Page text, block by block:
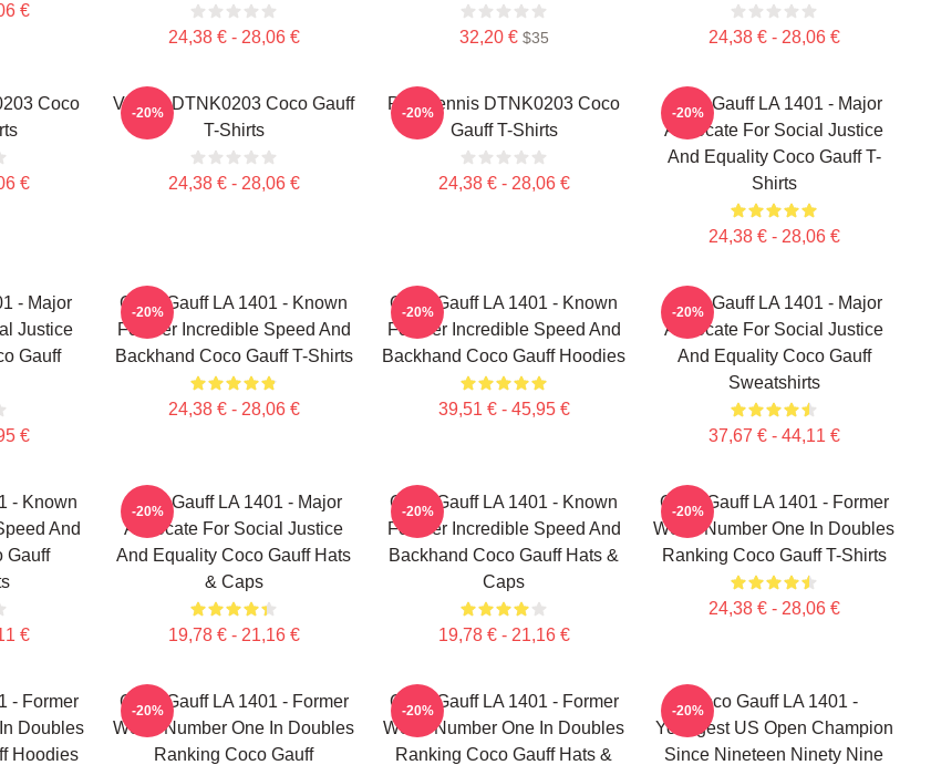
€
24,38 € - 28,06 € 32,20 € $35 24,38 € - 28,06 €
Coco
€
Victory DTNK0203 Coco Gauff
T-Shirts
24,38 € - 28,06 €
-20%
Play Tennis DTNK0203 Coco
Gauff T-Shirts
24,38 € - 28,06 €
-20%
Coco Gauff LA 1401 - Major
Advocate For Social Justice
And Equality Coco Gauff T-
Shirts
24,38 € - 28,06 €
-20%
- Major
Justice
Gauff
€
Coco Gauff LA 1401 - Known
For Her Incredible Speed And
Backhand Coco Gauff T-Shirts
24,38 € - 28,06 €
-20%
Coco Gauff LA 1401 - Known
For Her Incredible Speed And
Backhand Coco Gauff Hoodies
39,51 € - 45,95 €
-20%
Coco Gauff LA 1401 - Major
Advocate For Social Justice
And Equality Coco Gauff
Sweatshirts
37,67 € - 44,11 €
-20%
- Known
And
Gauff
€
Coco Gauff LA 1401 - Major
Advocate For Social Justice
And Equality Coco Gauff Hats
& Caps
19,78 € - 21,16 €
-20%
Coco Gauff LA 1401 - Known
For Her Incredible Speed And
Backhand Coco Gauff Hats &
Caps
19,78 € - 21,16 €
-20%
Coco Gauff LA 1401 - Former
World Number One In Doubles
Ranking Coco Gauff T-Shirts
24,38 € - 28,06 €
-20%
- Former
Doubles
Hoodies
Coco Gauff LA 1401 - Former
World Number One In Doubles
Ranking Coco Gauff
-20%
Coco Gauff LA 1401 - Former
World Number One In Doubles
Ranking Coco Gauff Hats &
-20%
Coco Gauff LA 1401 -
Youngest US Open Champion
Since Nineteen Ninety Nine
-20%